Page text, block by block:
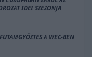
IDEI SZEZONJA
A WEC-BEN